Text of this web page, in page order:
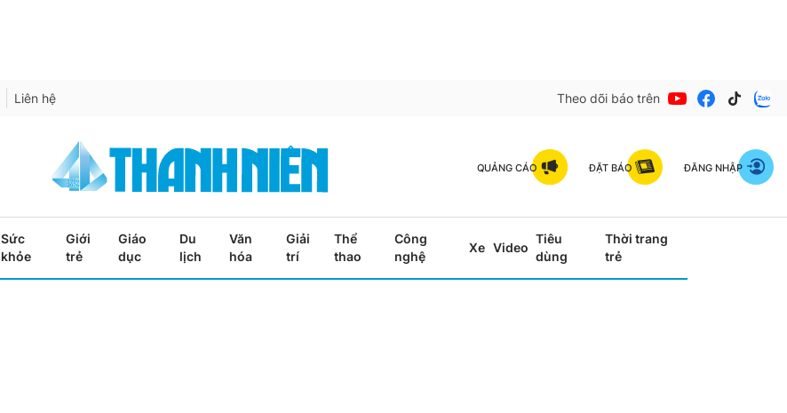
Liên hệ Theo dõi báo trên
QUẢNG CÁO ĐẶT BÁO ĐĂNG NHẬP
Sức
khỏe
Giới
trẻ
Giáo
dục
Du
lịch
Văn
hóa
Giải
trí
Thể
thao
Công
nghệ
Xe Video
Tiêu
dùng
Thời trang
trẻ